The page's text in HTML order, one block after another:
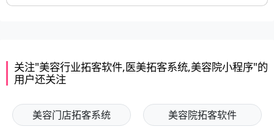
关注"美容行业拓客软件,医美拓客系统,美容院小程序"的
用户还关注
美容门店拓客系统 美容院拓客软件